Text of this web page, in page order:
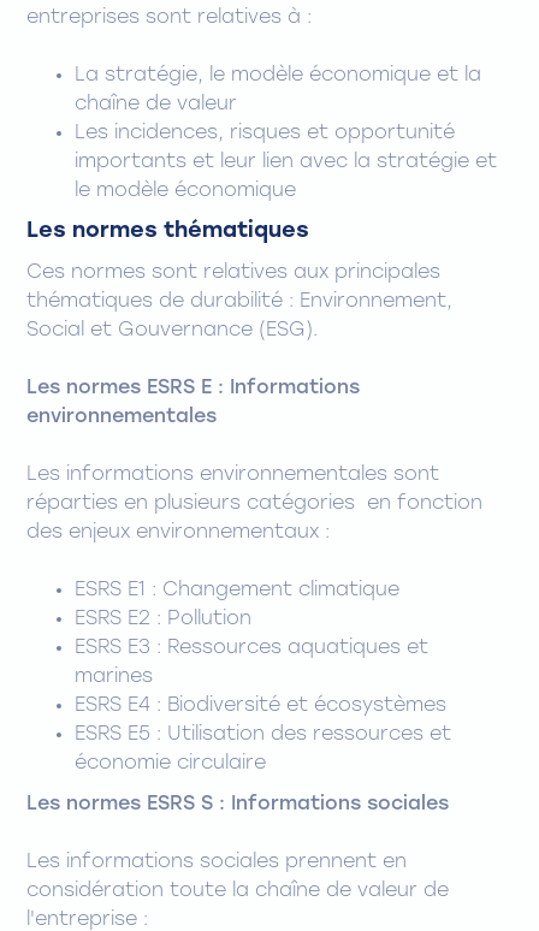
entreprises sont relatives à :
La stratégie, le modèle économique et la
chaîne de valeur
Les incidences, risques et opportunité
importants et leur lien avec la stratégie et
le modèle économique
Les normes thématiques
Ces normes sont relatives aux principales
thématiques de durabilité : Environnement,
Social et Gouvernance (ESG).
Les normes ESRS E : Informations
environnementales
Les informations environnementales sont
réparties en plusieurs catégories en fonction
des enjeux environnementaux :
ESRS E1 : Changement climatique
ESRS E2 : Pollution
ESRS E3 : Ressources aquatiques et
marines
ESRS E4 : Biodiversité et écosystèmes
ESRS E5 : Utilisation des ressources et
économie circulaire
Les normes ESRS S : Informations sociales
Les informations sociales prennent en
considération toute la chaîne de valeur de
l'entreprise :